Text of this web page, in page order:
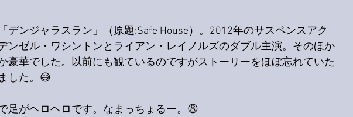
デンジャラスラン」（原題:Safe House）。2012年のサスペンスアク
ンゼル・ワシントンとライアン・レイノルズのダブル主演。そのほか
豪華でした。以前にも観ているのですがストーリーをほぼ忘れていた
した。😅
足がヘロヘロです。なまっちょるー。😩